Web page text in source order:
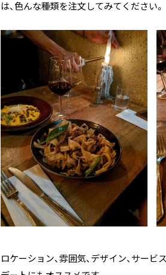
は、色んな種類を注文してみてください。
ロケーション、雰囲気、デザイン、サー